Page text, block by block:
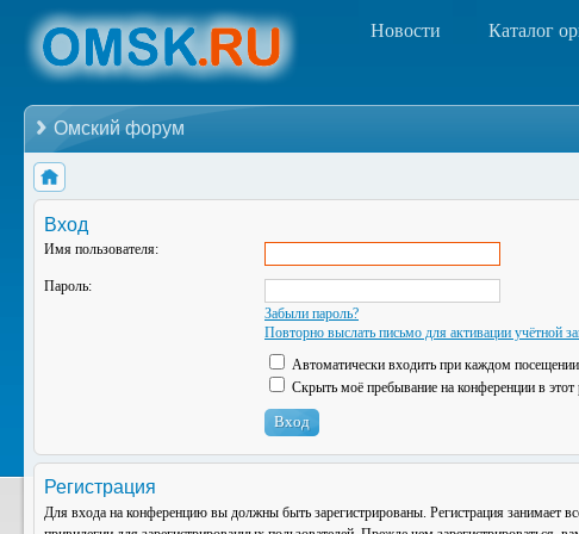
Новости Каталог
Омский форум
Вход
Имя пользователя:
Пароль:
Забыли пароль?
Повторно выслать письмо для активации учётной
Автоматически входить при каждом посещении
Скрыть моё пребывание на конференции в этот
Регистрация
Для входа на конференцию вы должны быть зарегистрированы. Регистрация занимает